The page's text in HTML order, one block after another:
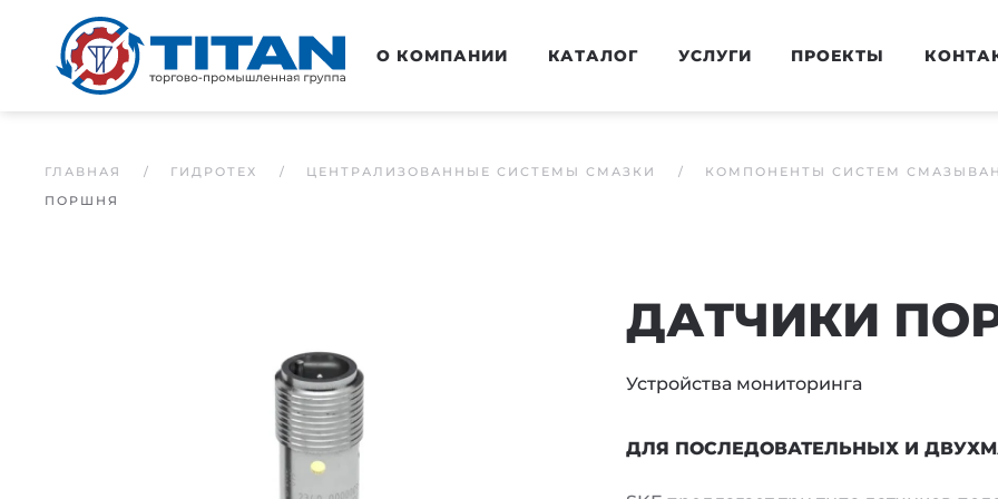
Перейти к основному содержанию О КОМПАНИИ КАТАЛОГ УСЛУГИ ПРОЕКТЫ
ГЛАВНАЯ ГИДРОТЕХ ЦЕНТРАЛИЗОВАННЫЕ СИСТЕМЫ СМАЗКИ КОМПОНЕНТЫ СИСТЕМ
ПОРШНЯ
ДАТЧИКИ
Устройства мониторинга
ДЛЯ ПОСЛЕДОВАТЕЛЬНЫХ И